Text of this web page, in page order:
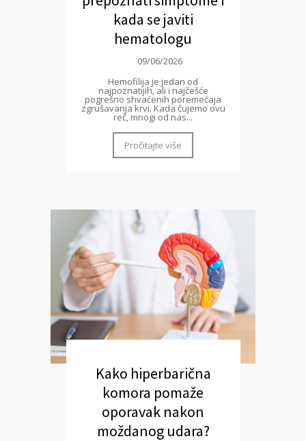
kada se javiti
hematologu
09/06/2026
Hemofilija je jedan od
najpoznatijih, ali i najčešće
pogrešno shvaćenih poremećaja
zgrušavanja krvi. Kada čujemo ovu
reč, mnogi od nas...
Pročitajte više
Kako hiperbarična
komora pomaže
oporavak nakon
moždanog udara?